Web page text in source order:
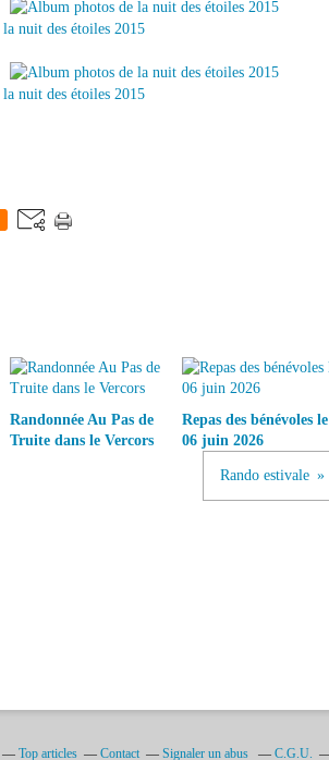
Randonnée Au Pas de
Truite dans le Vercors
Repas des bénévoles le
06 juin 2026
Rando estivale
Top articles Contact Signaler un abus C.G.U.